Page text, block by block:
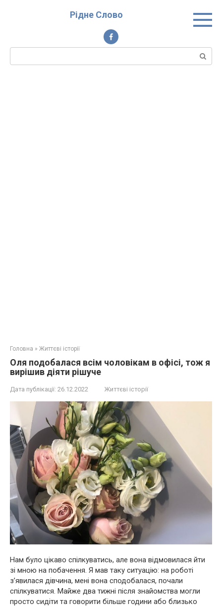
Рідне Слово
Пошук:
Головна » Життєві історії
Оля подобалася всім чоловікам в офісі, тож я
вирішив діяти рішуче
Дата публікації: 26.12.2022 Життєві історії
Нам було цікаво спілкуватись, але вона відмовилася йти
зі мною на побачення. Я мав таку ситуацію: на роботі
з’явилася дівчина, мені вона сподобалася, почали
спілкуватися. Майже два тижні після знайомства могли
просто сидіти та говорити більше години або близько